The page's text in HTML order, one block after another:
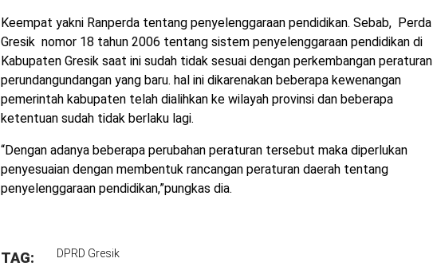
Keempat yakni Ranperda tentang penyelenggaraan pendidikan. Sebab, Perda
Gresik nomor 18 tahun 2006 tentang sistem penyelenggaraan pendidikan di
Kabupaten Gresik saat ini sudah tidak sesuai dengan perkembangan peraturan
perundangundangan yang baru. hal ini dikarenakan beberapa kewenangan
pemerintah kabupaten telah dialihkan ke wilayah provinsi dan beberapa
ketentuan sudah tidak berlaku lagi.
“Dengan adanya beberapa perubahan peraturan tersebut maka diperlukan
penyesuaian dengan membentuk rancangan peraturan daerah tentang
penyelenggaraan pendidikan,”pungkas dia.
TAG: DPRD Gresik